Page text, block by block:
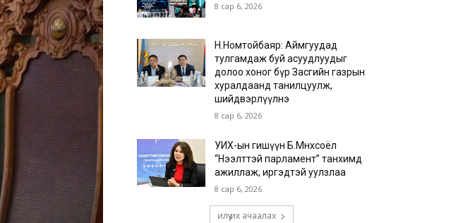
8 сар 6, 2026
Н.Номтойбаяр: Аймгуудад
тулгамдаж буй асуудлуудыг
долоо хоног бүр Засгийн газрын
хуралдаанд танилцуулж,
шийдвэрлүүлнэ
8 сар 6, 2026
УИХ-ын гишүүн Б.Мөнхсоёл
“Нээлттэй парламент” танхимд
ажиллаж, иргэдтэй уулзлаа
8 сар 6, 2026
илүү их ачаалах